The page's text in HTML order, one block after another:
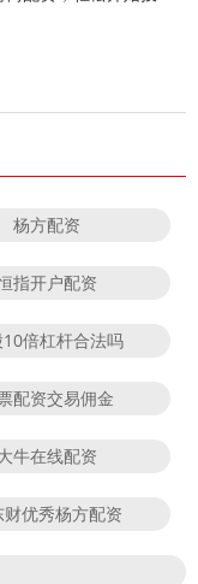
杨方配资
指开户配资
倍杠杆合法吗
配资交易佣金
牛在线配资
财优秀杨方配资